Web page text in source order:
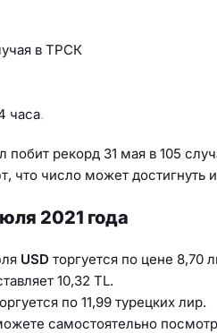
в ТРСК
часа.
рекорд 31 мая в 105
что число может достигнуть
2021 года
USD торгуется по цене 8,70
10,32 TL.
по 11,99 турецких лир.
самостоятельно